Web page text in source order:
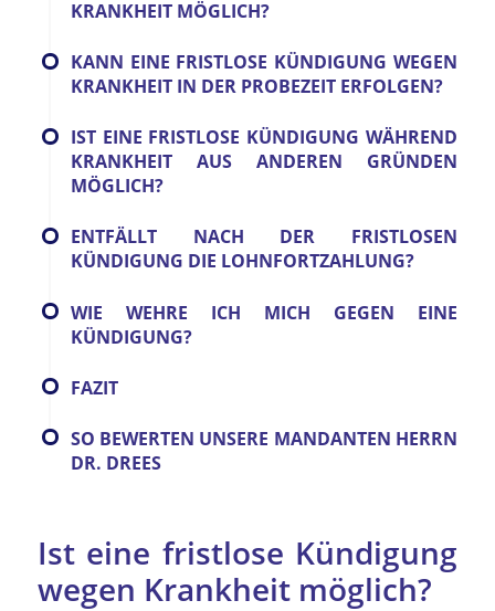
KRANKHEIT MÖGLICH?
KANN EINE FRISTLOSE KÜNDIGUNG WEGEN
KRANKHEIT IN DER PROBEZEIT ERFOLGEN?
IST EINE FRISTLOSE KÜNDIGUNG WÄHREND
KRANKHEIT AUS ANDEREN GRÜNDEN
MÖGLICH?
ENTFÄLLT NACH DER FRISTLOSEN
KÜNDIGUNG DIE LOHNFORTZAHLUNG?
WIE WEHRE ICH MICH GEGEN EINE
KÜNDIGUNG?
FAZIT
SO BEWERTEN UNSERE MANDANTEN HERRN
DR. DREES
Ist eine fristlose Kündigung
wegen Krankheit möglich?